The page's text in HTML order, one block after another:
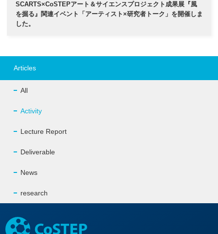
SCARTS×CoSTEPアート＆サイエンスプロジェクト成果展『風
を掘る』関連イベント「アーティスト×研究者トーク」を開催しま
した。
Articles
All
Activity
Lecture Report
Deliverable
News
research